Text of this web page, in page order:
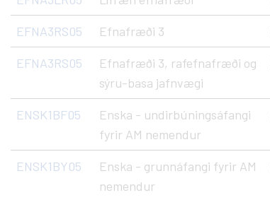
EFNA3RS05 Efnafræði 3
EFNA3RS05
Efnafræði 3, rafefnafræði og
sýru-basa jafnvægi
ENSK1BF05
Enska - undirbúningsáfangi
fyrir AM nemendur
ENSK1BY05
Enska - grunnáfangi fyrir AM
nemendur